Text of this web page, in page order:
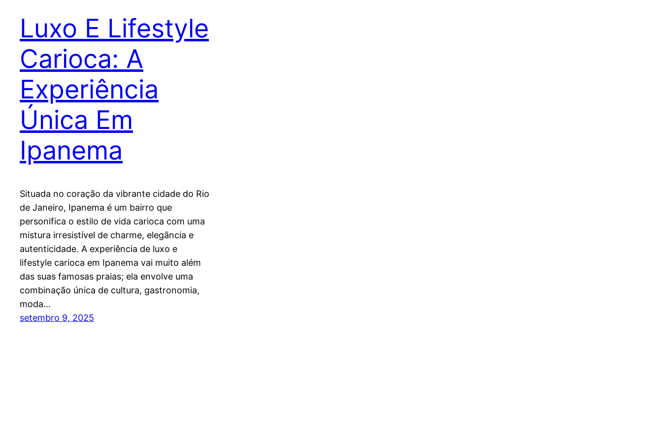
Luxo E Lifestyle
Carioca: A
Experiência
Única Em
Ipanema
Situada no coração da vibrante cidade do Rio
de Janeiro, Ipanema é um bairro que
personifica o estilo de vida carioca com uma
mistura irresistível de charme, elegância e
autenticidade. A experiência de luxo e
lifestyle carioca em Ipanema vai muito além
das suas famosas praias; ela envolve uma
combinação única de cultura, gastronomia,
moda…
setembro 9, 2025